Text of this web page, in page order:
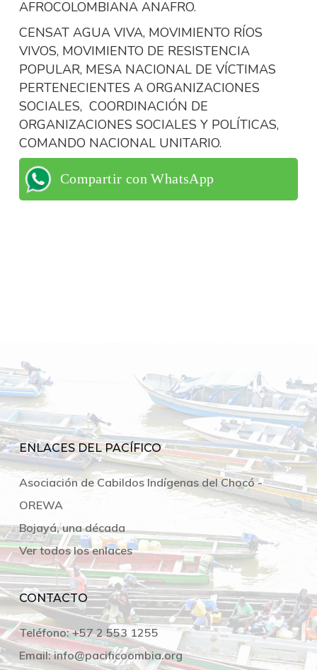
AFROCOLOMBIANA ANAFRO.
CENSAT AGUA VIVA, MOVIMIENTO RÍOS
VIVOS, MOVIMIENTO DE RESISTENCIA
POPULAR, MESA NACIONAL DE VÍCTIMAS
PERTENECIENTES A ORGANIZACIONES
SOCIALES, COORDINACIÓN DE
ORGANIZACIONES SOCIALES Y POLÍTICAS,
COMANDO NACIONAL UNITARIO.
Compartir con WhatsApp
ENLACES DEL PACÍFICO
Asociación de Cabildos Indígenas del Chocó -
OREWA
Bojayá, una década
Ver todos los enlaces
CONTACTO
Teléfono:+57 2 553 1255
Email: info@pacificoombia.org